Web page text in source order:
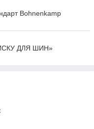
Bohnenkamp
ДЛЯ ШИН»